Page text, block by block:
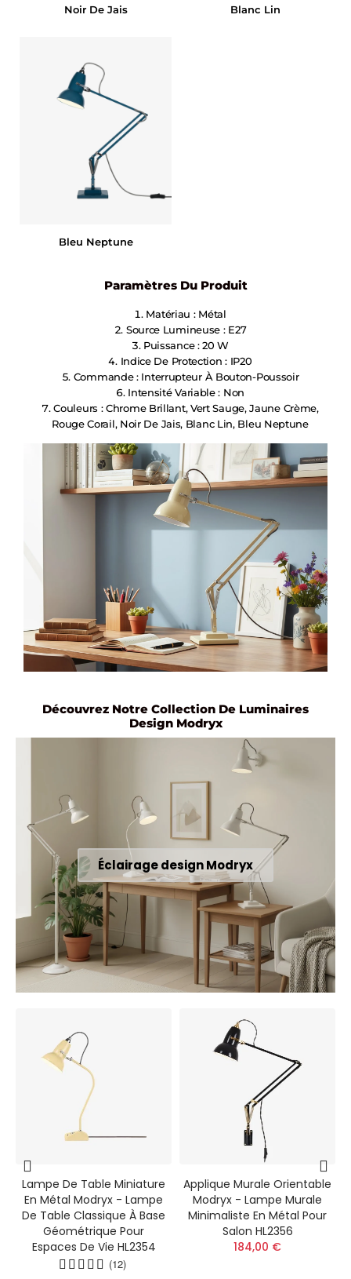
Noir De Jais Blanc Lin
Bleu Neptune
Paramètres Du Produit
Matériau : Métal
Source Lumineuse : E27
Puissance : 20 W
Indice De Protection : IP20
Commande : Interrupteur À Bouton-Poussoir
Intensité Variable : Non
Couleurs : Chrome Brillant, Vert Sauge, Jaune Crème,
Rouge Corail, Noir De Jais, Blanc Lin, Bleu Neptune
Découvrez Notre Collection De Luminaires
Design Modryx
Éclairage design Modryx
Lampe De Table Miniature
En Métal Modryx - Lampe
De Table Classique À Base
Géométrique Pour
Espaces De Vie HL2354
(12)
Applique Murale Orientable
Modryx - Lampe Murale
Minimaliste En Métal Pour
Salon HL2356
184,00 €